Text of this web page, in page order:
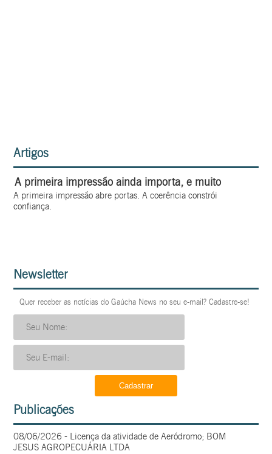
Artigos
A primeira impressão ainda importa, e muito
A primeira impressão abre portas. A coerência constrói
confiança.
Newsletter
Quer receber as notícias do Gaúcha News no seu e-mail? Cadastre-se!
Publicações
08/06/2026 - Licença da atividade de Aeródromo; BOM
JESUS AGROPECUÁRIA LTDA